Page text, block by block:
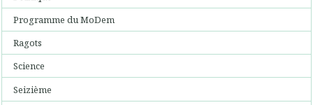
Programme du MoDem
Ragots
Science
Seizième